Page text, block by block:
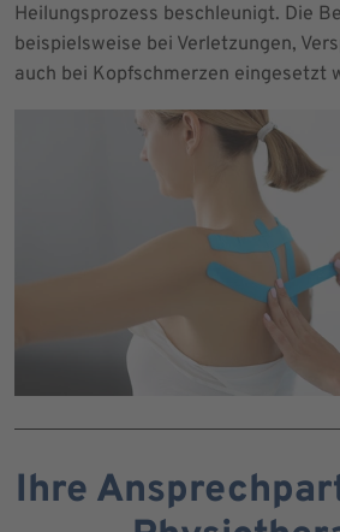
Heilungsprozess beschleunigt. Die
beispielsweise bei Verletzungen,
auch bei Kopfschmerzen eingesetzt
Ihre